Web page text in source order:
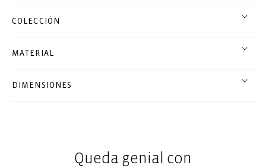
COLECCIÓN
MATERIAL
DIMENSIONES
Queda genial con